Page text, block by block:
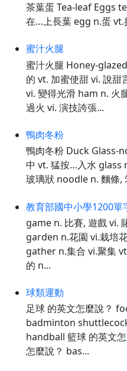
茶葉蛋 Tea-leaf Eggs
在…上長葉 egg n.蛋 vt.
蜜汁火腿
蜜汁火腿 Honey-
的 vt. 加蜜使甜 vi. 說甜
vi. 變得光滑 ham n. 火
過火 vi. 演技誇張...
鴨肉冬粉
鴨肉冬粉 Duck Glass-
中 vt. 猛按…入水 glass
玻璃狀 noodle n. 麵條,
教育部國中小學1200單
game n. 比賽, 遊戲 vi.
garden n.花園 vi.栽培
gather n.集合 vi.聚集
的 n...
球類運動
足球 的英文怎麼說？
badminton
handball 籃球 的英文
怎麼說？ bas...